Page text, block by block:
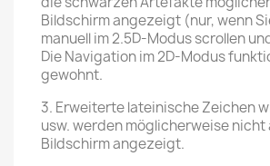
Bildschirm angezeigt (nur, wenn
manuell im 2.5D-Modus scrollen
Die Navigation im 2D-Modus
gewohnt.
3. Erweiterte lateinische Zeichen
usw. werden möglicherweise nicht
Bildschirm angezeigt.